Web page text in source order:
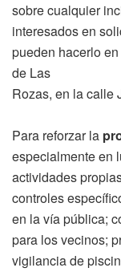
sobre cualquier
interesados en
pueden hacerlo
de Las
Rozas, en la calle
Para reforzar la
especialmente en
actividades
controles
en la vía pública;
para los vecinos;
vigilancia de